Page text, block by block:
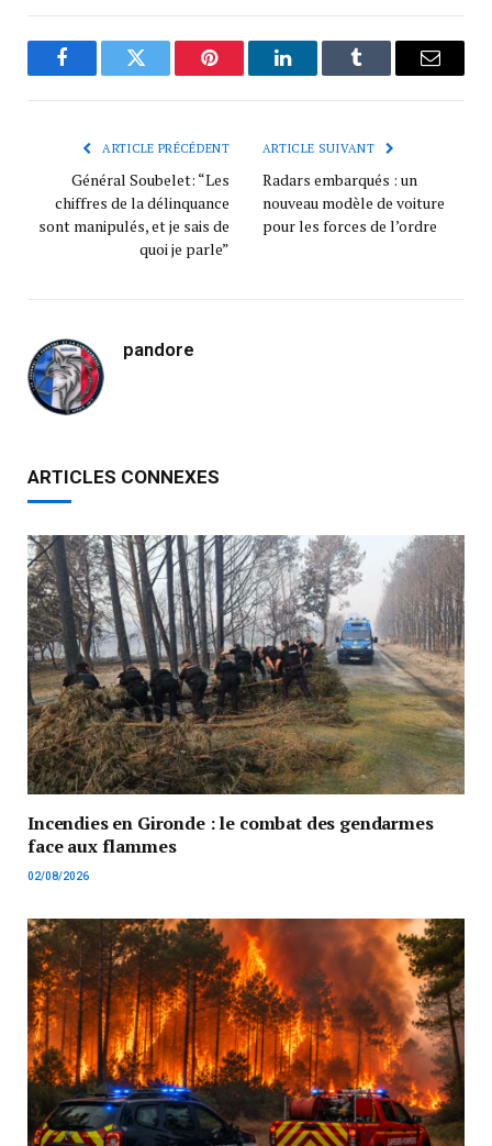
FacebookTwitter Pinterest LinkedInTumblr
ARTICLE PRÉCÉDENT
Général Soubelet: “Les
chiffres de la délinquance
sont manipulés, et je sais de
quoi je parle”
ARTICLE SUIVANT
Radars embarqués : un
nouveau modèle de voiture
pour les forces de l’ordre
pandore
ARTICLES CONNEXES
Incendies en Gironde : le combat des gendarmes
face aux flammes
02/08/2026